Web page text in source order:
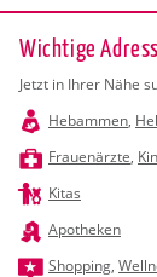
Wichtige
Jetzt in Ihrer Nähe
Hebammen,
Frauenärzte,
Kitas
Apotheken
Shopping,